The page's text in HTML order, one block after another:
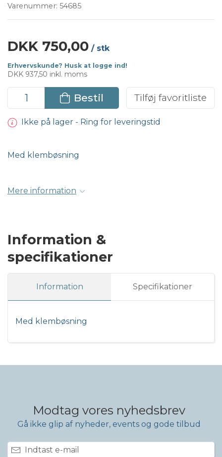
Varenummer: 54685
DKK 750,00 / stk
Erhvervskunde? Husk at logge ind!
DKK 937,50 inkl. moms
Bestil Tilføj favoritliste
Ikke på lager - Ring for leveringstid
Med klembøsning
Mere information
Information &
specifikationer
Information Specifikationer
Med klembøsning
Modtag vores nyhedsbrev
Gå ikke glip af nyheder, events og gode tilbud